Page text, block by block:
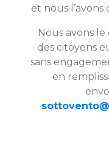
et nous l’avons
Nous avons
des citoyens
sans
en